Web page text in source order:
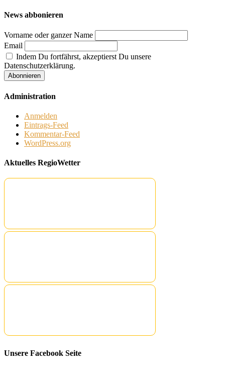
News abbonieren
Vorname oder ganzer Name
Email
Indem Du fortfährst, akzeptierst Du unsere
Datenschutzerklärung.
Administration
Anmelden
Eintrags-Feed
Kommentar-Feed
WordPress.org
Aktuelles RegioWetter
Unsere Facebook Seite